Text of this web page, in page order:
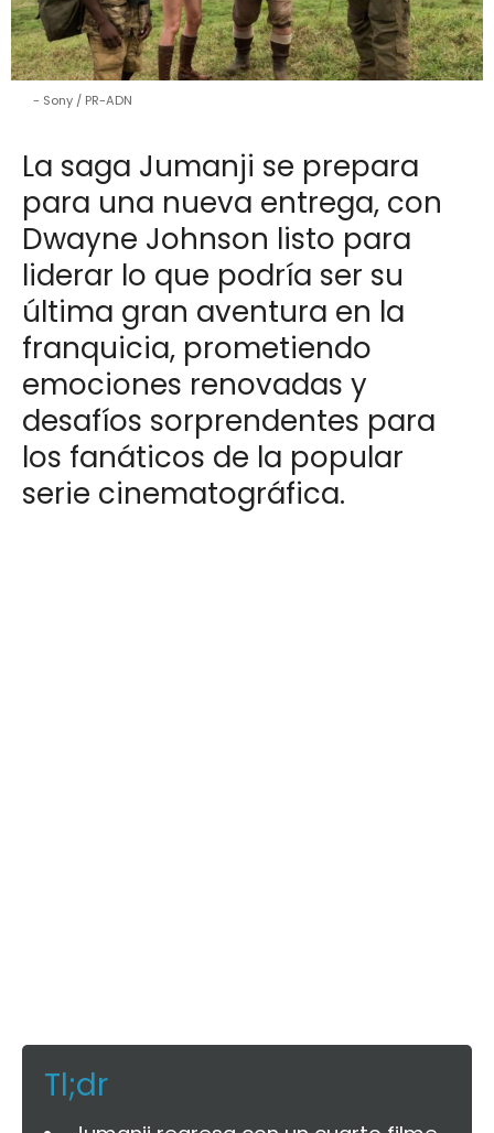
Sony / PR-ADN
La saga Jumanji se prepara
para una nueva entrega, con
Dwayne Johnson listo para
liderar lo que podría ser su
última gran aventura en la
franquicia, prometiendo
emociones renovadas y
desafíos sorprendentes para
los fanáticos de la popular
serie cinematográfica.
Tl;dr